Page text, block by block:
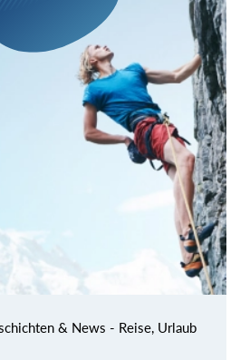
& News - Reise, Urlaub